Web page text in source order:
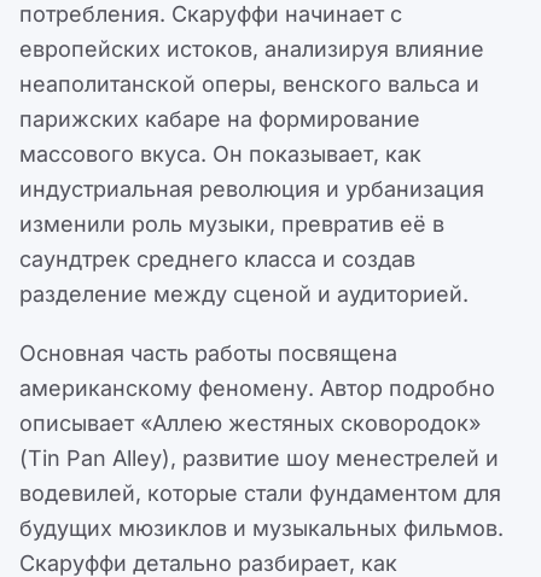
потребления. Скаруффи начинает с
европейских истоков, анализируя влияние
неаполитанской оперы, венского вальса и
парижских кабаре на формирование
массового вкуса. Он показывает, как
индустриальная революция и урбанизация
изменили роль музыки, превратив её в
саундтрек среднего класса и создав
разделение между сценой и аудиторией.
Основная часть работы посвящена
американскому феномену. Автор подробно
описывает «Аллею жестяных сковородок»
(Tin Pan Alley), развитие шоу менестрелей и
водевилей, которые стали фундаментом для
будущих мюзиклов и музыкальных фильмов.
Скаруффи детально разбирает, как